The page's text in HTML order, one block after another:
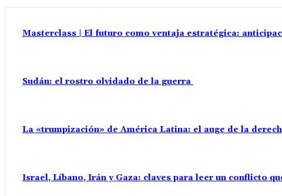
Masterclass | El futuro como ventaja estratégica:
Sudán: el rostro olvidado de la guerra
La «trumpización» de América Latina: el auge de la
Israel, Líbano, Irán y Gaza: claves para leer un conflicto